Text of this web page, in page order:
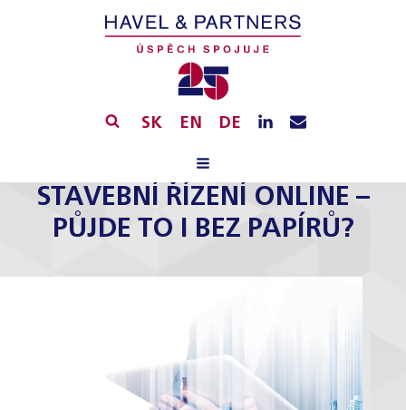
SK EN DE
STAVEBNÍ ŘÍZENÍ ONLINE –
PŮJDE TO I BEZ PAPÍRŮ?